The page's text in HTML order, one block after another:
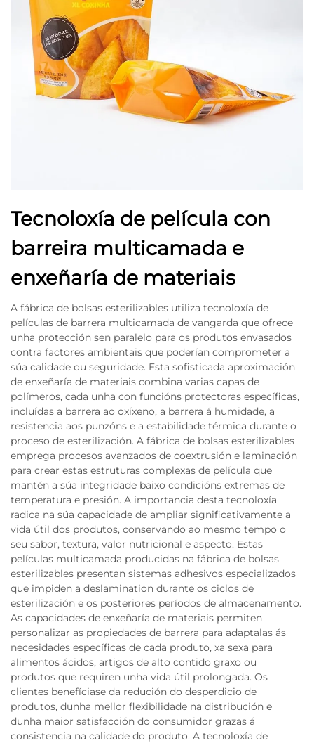
Tecnoloxía de película con
barreira multicamada e
enxeñaría de materiais
A fábrica de bolsas esterilizables utiliza tecnoloxía de
películas de barrera multicamada de vangarda que ofrece
unha protección sen paralelo para os produtos envasados
contra factores ambientais que poderían comprometer a
súa calidade ou seguridade. Esta sofisticada aproximación
de enxeñaría de materiais combina varias capas de
polímeros, cada unha con funcións protectoras específicas,
incluídas a barrera ao oxíxeno, a barrera á humidade, a
resistencia aos punzóns e a estabilidade térmica durante o
proceso de esterilización. A fábrica de bolsas esterilizables
emprega procesos avanzados de coextrusión e laminación
para crear estas estruturas complexas de película que
mantén a súa integridade baixo condicións extremas de
temperatura e presión. A importancia desta tecnoloxía
radica na súa capacidade de ampliar significativamente a
vida útil dos produtos, conservando ao mesmo tempo o
seu sabor, textura, valor nutricional e aspecto. Estas
películas multicamada producidas na fábrica de bolsas
esterilizables presentan sistemas adhesivos especializados
que impiden a deslamination durante os ciclos de
esterilización e os posteriores períodos de almacenamento.
As capacidades de enxeñaría de materiais permiten
personalizar as propiedades de barrera para adaptalas ás
necesidades específicas de cada produto, xa sexa para
alimentos ácidos, artigos de alto contido graxo ou
produtos que requiren unha vida útil prolongada. Os
clientes benefíciase da redución do desperdicio de
produtos, dunha mellor flexibilidade na distribución e
dunha maior satisfacción do consumidor grazas á
consistencia na calidade do produto. A tecnoloxía de